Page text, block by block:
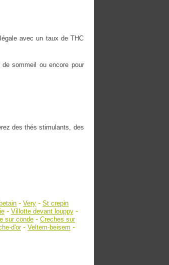
avec un taux de THC
sommeil ou encore pour
des thés stimulants, des
- Very - St crepin
- Villotte devant louppy-
sur conde - Creches sur
d'or- Veltem-beisem -